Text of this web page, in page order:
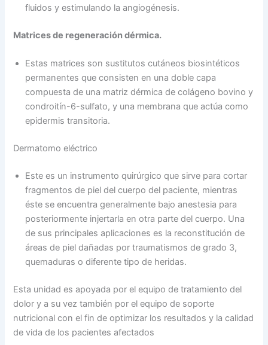
fluidos y estimulando la angiogénesis.
Matrices de regeneración dérmica.
Estas matrices son sustitutos cutáneos biosintéticos
permanentes que consisten en una doble capa
compuesta de una matriz dérmica de colágeno bovino y
condroitín-6-sulfato, y una membrana que actúa como
epidermis transitoria.
Dermatomo eléctrico
Este es un instrumento quirúrgico que sirve para cortar
fragmentos de piel del cuerpo del paciente, mientras
éste se encuentra generalmente bajo anestesia para
posteriormente injertarla en otra parte del cuerpo. Una
de sus principales aplicaciones es la reconstitución de
áreas de piel dañadas por traumatismos de grado 3,
quemaduras o diferente tipo de heridas.
Esta unidad es apoyada por el equipo de tratamiento del
dolor y a su vez también por el equipo de soporte
nutricional con el fin de optimizar los resultados y la calidad
de vida de los pacientes afectados